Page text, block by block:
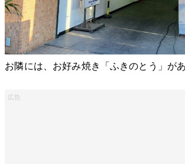
お隣には、お好み焼き「ふきのとう」があ